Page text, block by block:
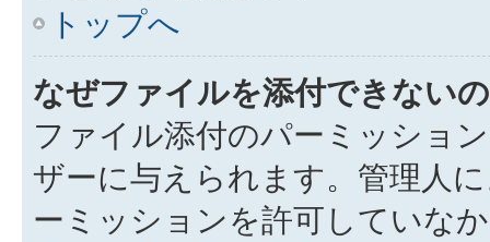
トップへ
なぜファイルを添付できない
ファイル添付のパーミッショ
ザーに与えられます。管理人
ーミッションを許可していな